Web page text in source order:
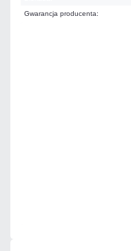
Gwarancja producenta: